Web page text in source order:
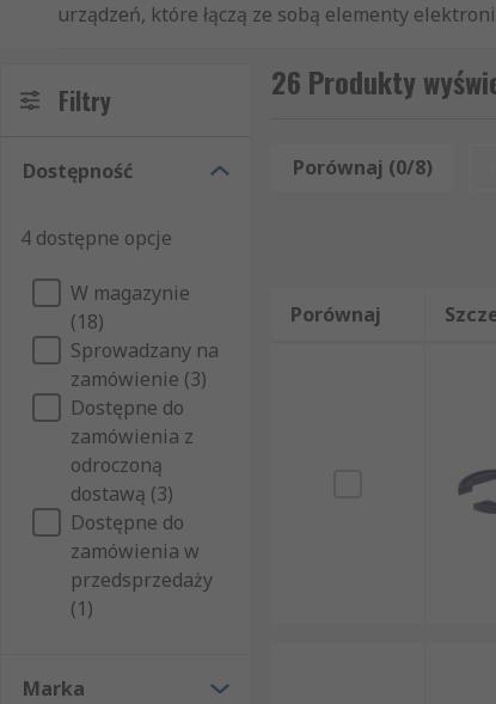
urządzeń, które łączą ze sobą elementy
Jak działa klucz dynamometryczny do
Klucze do złączy ułatwiają precyzyjne
skuteczne dokręcanie lub luzowanie.
Typy i zastosowania kluczy do złączy:
Istnieją różne typy kluczy do złączy dla różnych
Złącza okrągłe
Złącza BNC
– lub złącza bagnetowe
Złącza gniazdowe w obudowie
–
Złącza przewodów słonecznych
–
Nakrętki zabezpieczające
– typ
Zwrócić uwagę na klucze do złączy, które
Filtry
Dostępność
4 dostępne opcje
W magazynie
(18)
Sprowadzany na
zamówienie (3)
Dostępne do
zamówienia z
odroczoną
dostawą (3)
Dostępne do
zamówienia w
przedsprzedaży
(1)
Marka
26 Produkty
Porównaj (0/8)
Porównaj